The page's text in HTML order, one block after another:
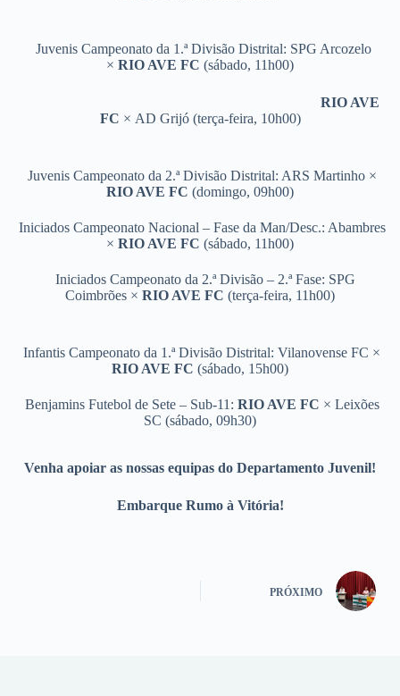
Juvenis Campeonato da 1.ª Divisão Distrital: SPG Arcozelo
× RIO AVE FC (sábado, 11h00)
RIO AVE
FC × AD Grijó (terça-feira, 10h00)
Juvenis Campeonato da 2.ª Divisão Distrital: ARS Martinho ×
RIO AVE FC (domingo, 09h00)
Iniciados Campeonato Nacional – Fase da Man/Desc.: Abambres
× RIO AVE FC (sábado, 11h00)
Iniciados Campeonato da 2.ª Divisão – 2.ª Fase: SPG
Coimbrões × RIO AVE FC (terça-feira, 11h00)
Infantis Campeonato da 1.ª Divisão Distrital: Vilanovense FC ×
RIO AVE FC (sábado, 15h00)
Benjamins Futebol de Sete – Sub-11: RIO AVE FC × Leixões
SC (sábado, 09h30)
Venha apoiar as nossas equipas do Departamento Juvenil!
Embarque Rumo à Vitória!
PRÓXIMO